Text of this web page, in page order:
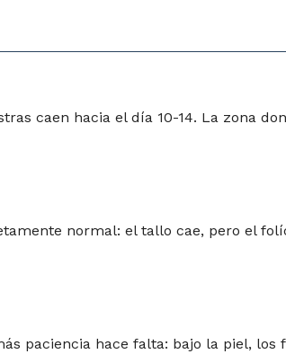
caen hacia el día 10-14. La zona
normal: el tallo cae, pero el
paciencia hace falta: bajo la piel,